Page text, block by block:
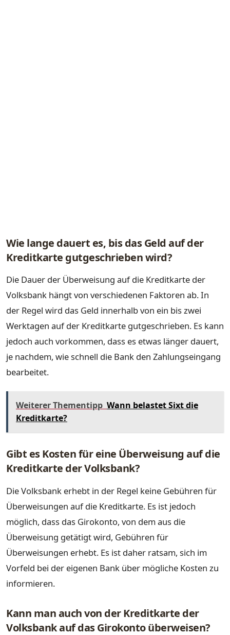
Wie lange dauert es, bis das Geld auf der
Kreditkarte gutgeschrieben wird?
Die Dauer der Überweisung auf die Kreditkarte der
Volksbank hängt von verschiedenen Faktoren ab. In
der Regel wird das Geld innerhalb von ein bis zwei
Werktagen auf der Kreditkarte gutgeschrieben. Es kann
jedoch auch vorkommen, dass es etwas länger dauert,
je nachdem, wie schnell die Bank den Zahlungseingang
bearbeitet.
Weiterer Thementipp Wann belastet Sixt die
Kreditkarte?
Gibt es Kosten für eine Überweisung auf die
Kreditkarte der Volksbank?
Die Volksbank erhebt in der Regel keine Gebühren für
Überweisungen auf die Kreditkarte. Es ist jedoch
möglich, dass das Girokonto, von dem aus die
Überweisung getätigt wird, Gebühren für
Überweisungen erhebt. Es ist daher ratsam, sich im
Vorfeld bei der eigenen Bank über mögliche Kosten zu
informieren.
Kann man auch von der Kreditkarte der
Volksbank auf das Girokonto überweisen?